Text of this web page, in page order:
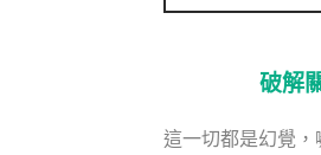
破解
這一切都是幻覺